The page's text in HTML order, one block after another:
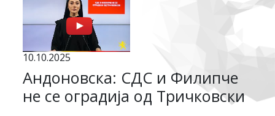
10.10.2025
Андоновска: СДС и Филипче
не се оградија од Тричковски